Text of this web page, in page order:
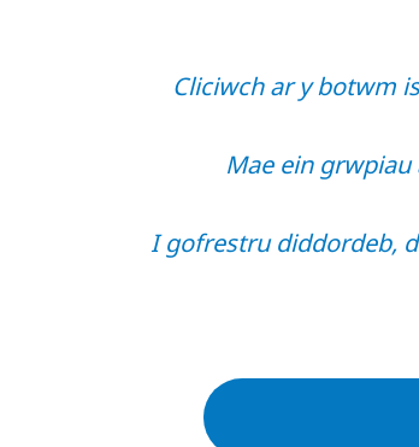
Cliciwch ar y botwm
Mae ein grwpiau
I gofrestru diddordeb,